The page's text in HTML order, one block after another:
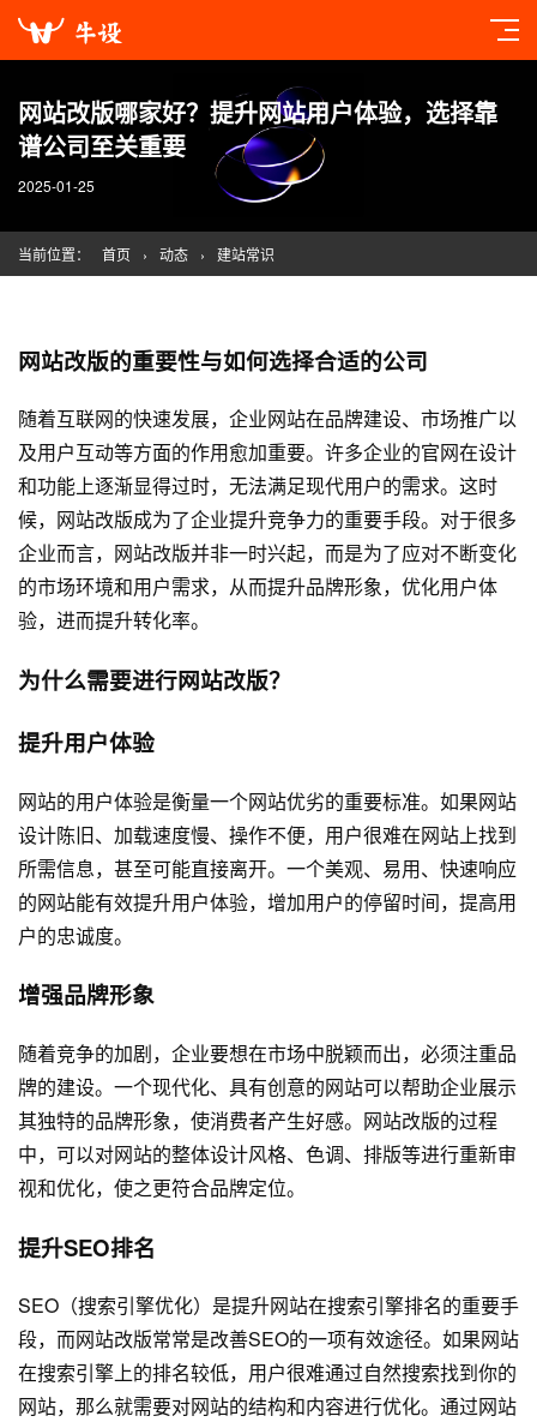
网站改版哪家好？提升网站用户体验，选择靠
谱公司至关重要
2025-01-25
当前位置： 首页 › 动态 › 建站常识
网站改版的重要性与如何选择合适的公司
随着互联网的快速发展，企业网站在品牌建设、市场推广以
及用户互动等方面的作用愈加重要。许多企业的官网在设计
和功能上逐渐显得过时，无法满足现代用户的需求。这时
候，网站改版成为了企业提升竞争力的重要手段。对于很多
企业而言，网站改版并非一时兴起，而是为了应对不断变化
的市场环境和用户需求，从而提升品牌形象，优化用户体
验，进而提升转化率。
为什么需要进行网站改版？
提升用户体验
网站的用户体验是衡量一个网站优劣的重要标准。如果网站
设计陈旧、加载速度慢、操作不便，用户很难在网站上找到
所需信息，甚至可能直接离开。一个美观、易用、快速响应
的网站能有效提升用户体验，增加用户的停留时间，提高用
户的忠诚度。
增强品牌形象
随着竞争的加剧，企业要想在市场中脱颖而出，必须注重品
牌的建设。一个现代化、具有创意的网站可以帮助企业展示
其独特的品牌形象，使消费者产生好感。网站改版的过程
中，可以对网站的整体设计风格、色调、排版等进行重新审
视和优化，使之更符合品牌定位。
提升SEO排名
SEO（搜索引擎优化）是提升网站在搜索引擎排名的重要手
段，而网站改版常常是改善SEO的一项有效途径。如果网站
在搜索引擎上的排名较低，用户很难通过自然搜索找到你的
网站，那么就需要对网站的结构和内容进行优化。通过网站